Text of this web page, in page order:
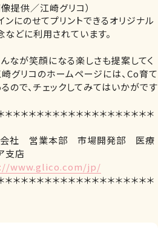
提供／江崎グリコ）
にのせてプリントできるオリジナル
どに利用されています。
なが笑顔になる楽しさも提案してく
グリコのホームページには、Co育て
ので、チェックしてみてはいかがです
＊＊＊＊＊＊＊＊＊＊＊＊＊＊＊＊＊＊＊
会社 営業本部 市場開発部 医療
支店
www.glico.com/jp/
＊＊＊＊＊＊＊＊＊＊＊＊＊＊＊＊＊＊＊